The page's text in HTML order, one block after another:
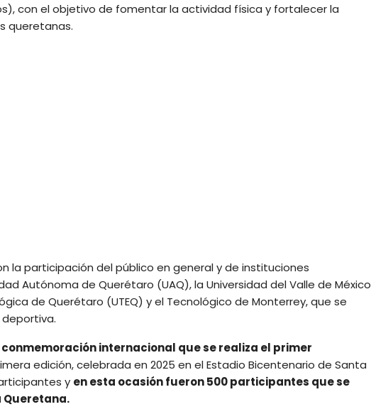
con el objetivo de fomentar la actividad física y fortalecer la
queretanas.
la participación del público en general y de instituciones
Autónoma de Querétaro (UAQ), la Universidad del Valle de México
de Querétaro (UTEQ) y el Tecnológico de Monterrey, que se
conmemoración internacional que se realiza el primer
edición, celebrada en 2025 en el Estadio Bicentenario de Santa
y en esta ocasión fueron 500 participantes que se
Queretana.